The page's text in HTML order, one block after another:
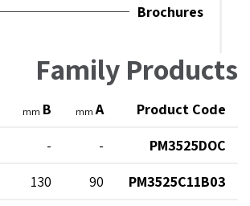
Brochures
Family Products
Product Code
A
mm
B
mm
PM3525DOC
-
-
PM3525C11B03
90
130